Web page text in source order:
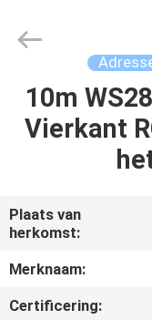
HUIS
PRODUCTEN
ONGEVEER
ONS
Technology
Reserved.10m
Vierkant
Plaats van
herkomst:
Merknaam:
Certificering: